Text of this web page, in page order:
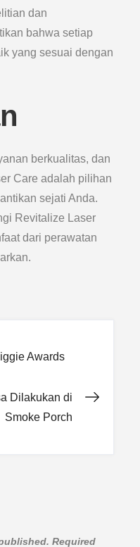
dan
bahwa setiap
yang sesuai dengan
berkualitas, dan
Care adalah pilihan
sejati Anda.
Revitalize Laser
dari perawatan
Awards
Dilakukan di
Smoke Porch
Required